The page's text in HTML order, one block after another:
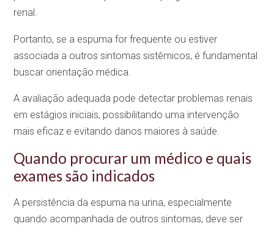
renal.
Portanto, se a espuma for frequente ou estiver
associada a outros sintomas sistêmicos, é fundamental
buscar orientação médica.
A avaliação adequada pode detectar problemas renais
em estágios iniciais, possibilitando uma intervenção
mais eficaz e evitando danos maiores à saúde.
Quando procurar um médico e quais
exames são indicados
A persistência da espuma na urina, especialmente
quando acompanhada de outros sintomas, deve ser